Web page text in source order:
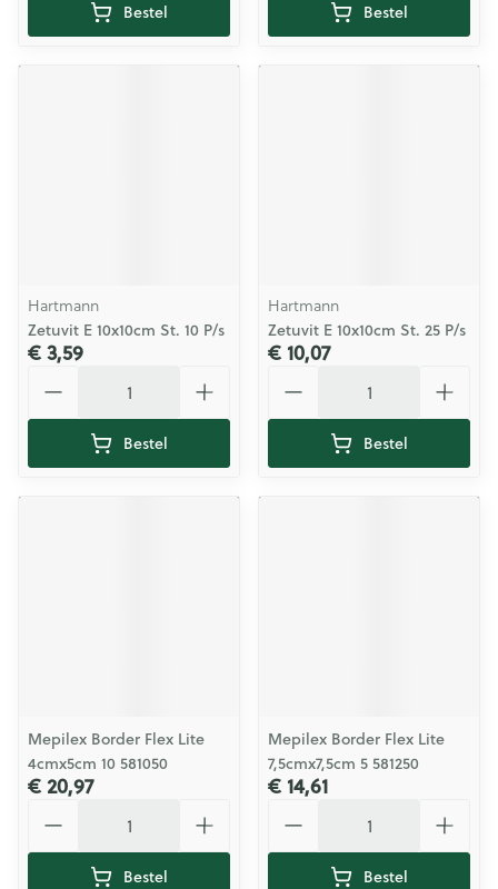
Bestel Bestel
Hartmann
Zetuvit E 10x10cm St. 10 P/s
€ 3,59
Bestel
Hartmann
Zetuvit E 10x10cm St. 25 P/s
€ 10,07
Bestel
Mepilex Border Flex Lite
4cmx5cm 10 581050
€ 20,97
Bestel
Mepilex Border Flex Lite
7,5cmx7,5cm 5 581250
€ 14,61
Bestel